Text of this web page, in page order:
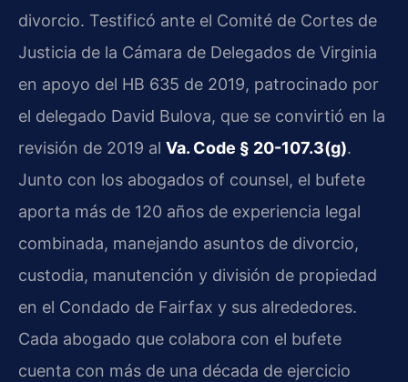
divorcio. Testificó ante el Comité de Cortes de
Justicia de la Cámara de Delegados de Virginia
en apoyo del HB 635 de 2019, patrocinado por
el delegado David Bulova, que se convirtió en la
revisión de 2019 al Va. Code § 20-107.3(g).
Junto con los abogados of counsel, el bufete
aporta más de 120 años de experiencia legal
combinada, manejando asuntos de divorcio,
custodia, manutención y división de propiedad
en el Condado de Fairfax y sus alrededores.
Cada abogado que colabora con el bufete
cuenta con más de una década de ejercicio